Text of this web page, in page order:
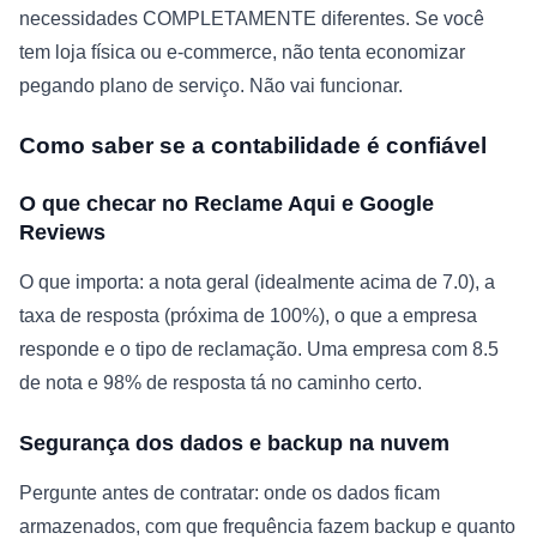
necessidades COMPLETAMENTE diferentes. Se você
tem loja física ou e-commerce, não tenta economizar
pegando plano de serviço. Não vai funcionar.
Como saber se a contabilidade é confiável
O que checar no Reclame Aqui e Google
Reviews
O que importa: a nota geral (idealmente acima de 7.0), a
taxa de resposta (próxima de 100%), o que a empresa
responde e o tipo de reclamação. Uma empresa com 8.5
de nota e 98% de resposta tá no caminho certo.
Segurança dos dados e backup na nuvem
Pergunte antes de contratar: onde os dados ficam
armazenados, com que frequência fazem backup e quanto